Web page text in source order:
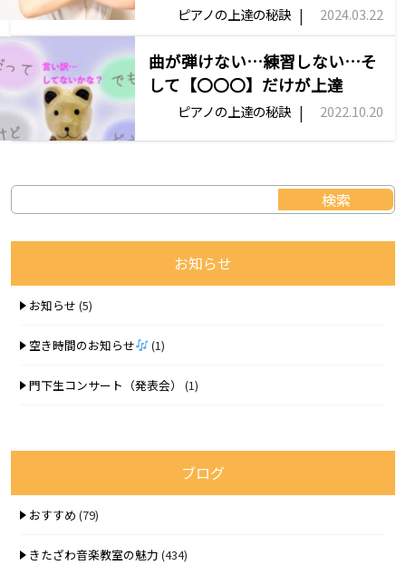
ピアノの上達の秘訣 | 2024.03.22
曲が弾けない…練習しない…そ
して【〇〇〇】だけが上達
ピアノの上達の秘訣 | 2022.10.20
お知らせ
お知らせ (5)
空き時間のお知らせ (1)
門下生コンサート（発表会） (1)
ブログ
おすすめ (79)
きたざわ音楽教室の魅力 (434)